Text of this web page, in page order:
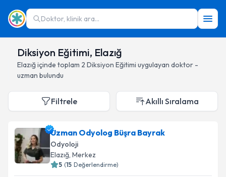
Doktor, klinik ara...
Diksiyon Eğitimi, Elazığ
Elazığiçinde toplam 2 Diksiyon Eğitimi uygulayan doktor -
uzman bulundu
Filtrele Akıllı Sıralama
Uzman Odyolog Büşra Bayrak
Odyoloji
Elazığ, Merkez
5 (15 Değerlendirme)